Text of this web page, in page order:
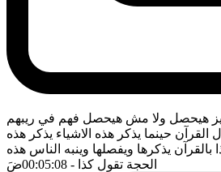
هيحصل ولا مش هيحصل فهم في ريبهم
القرآن حينما يذكر هذه الاشياء يذكر هذه
بالقرآن يذكرها ويفصلها وينبه الناس هذه
الحجة تقول كذا - 00:05:08 ضَ